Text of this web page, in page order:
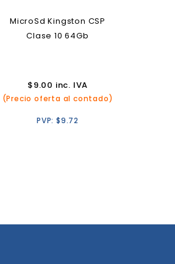
MicroSd Kingston CSP
Clase 10 64Gb
$9.00 inc. IVA
(Precio oferta al contado)
PVP: $9.72